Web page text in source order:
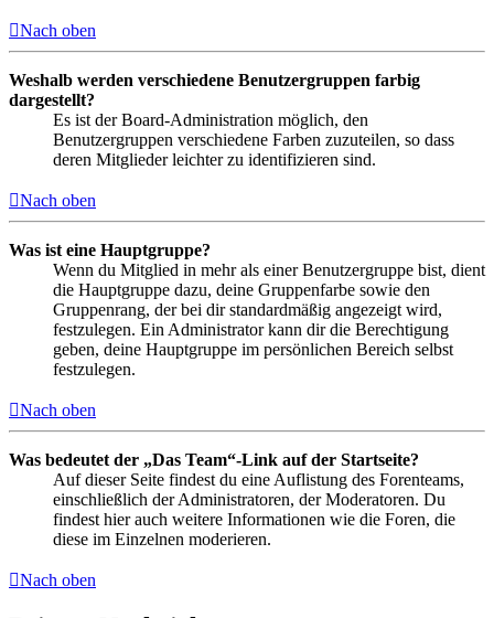
Nach oben
Weshalb werden verschiedene Benutzergruppen farbig
dargestellt?
Es ist der Board-Administration möglich, den
Benutzergruppen verschiedene Farben zuzuteilen, so dass
deren Mitglieder leichter zu identifizieren sind.
Nach oben
Was ist eine Hauptgruppe?
Wenn du Mitglied in mehr als einer Benutzergruppe bist, dient
die Hauptgruppe dazu, deine Gruppenfarbe sowie den
Gruppenrang, der bei dir standardmäßig angezeigt wird,
festzulegen. Ein Administrator kann dir die Berechtigung
geben, deine Hauptgruppe im persönlichen Bereich selbst
festzulegen.
Nach oben
Was bedeutet der „Das Team“-Link auf der Startseite?
Auf dieser Seite findest du eine Auflistung des Forenteams,
einschließlich der Administratoren, der Moderatoren. Du
findest hier auch weitere Informationen wie die Foren, die
diese im Einzelnen moderieren.
Nach oben